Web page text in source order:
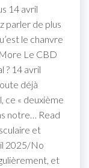
14 avril
parler de plus
le chanvre
Le CBD
? 14 avril
déjà
ce « deuxième
notre… Read
et
2025/No
et